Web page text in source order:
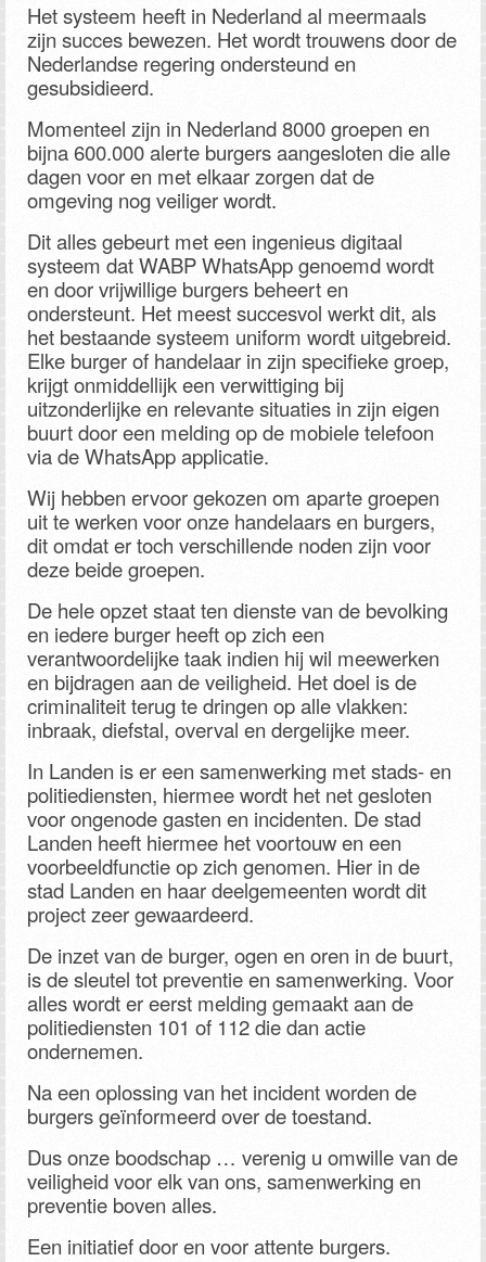
Het systeem heeft in Nederland al meermaals
zijn succes bewezen. Het wordt trouwens door de
Nederlandse regering ondersteund en
gesubsidieerd.
Momenteel zijn in Nederland 8000 groepen en
bijna 600.000 alerte burgers aangesloten die alle
dagen voor en met elkaar zorgen dat de
omgeving nog veiliger wordt.
Dit alles gebeurt met een ingenieus digitaal
systeem dat WABP WhatsApp genoemd wordt
en door vrijwillige burgers beheert en
ondersteunt. Het meest succesvol werkt dit, als
het bestaande systeem uniform wordt uitgebreid.
Elke burger of handelaar in zijn specifieke groep,
krijgt onmiddellijk een verwittiging bij
uitzonderlijke en relevante situaties in zijn eigen
buurt door een melding op de mobiele telefoon
via de WhatsApp applicatie.
Wij hebben ervoor gekozen om aparte groepen
uit te werken voor onze handelaars en burgers,
dit omdat er toch verschillende noden zijn voor
deze beide groepen.
De hele opzet staat ten dienste van de bevolking
en iedere burger heeft op zich een
verantwoordelijke taak indien hij wil meewerken
en bijdragen aan de veiligheid. Het doel is de
criminaliteit terug te dringen op alle vlakken:
inbraak, diefstal, overval en dergelijke meer.
In Landen is er een samenwerking met stads- en
politiediensten, hiermee wordt het net gesloten
voor ongenode gasten en incidenten. De stad
Landen heeft hiermee het voortouw en een
voorbeeldfunctie op zich genomen. Hier in de
stad Landen en haar deelgemeenten wordt dit
project zeer gewaardeerd.
De inzet van de burger, ogen en oren in de buurt,
is de sleutel tot preventie en samenwerking. Voor
alles wordt er eerst melding gemaakt aan de
politiediensten 101 of 112 die dan actie
ondernemen.
Na een oplossing van het incident worden de
burgers geïnformeerd over de toestand.
Dus onze boodschap … verenig u omwille van de
veiligheid voor elk van ons, samenwerking en
preventie boven alles.
Een initiatief door en voor attente burgers.